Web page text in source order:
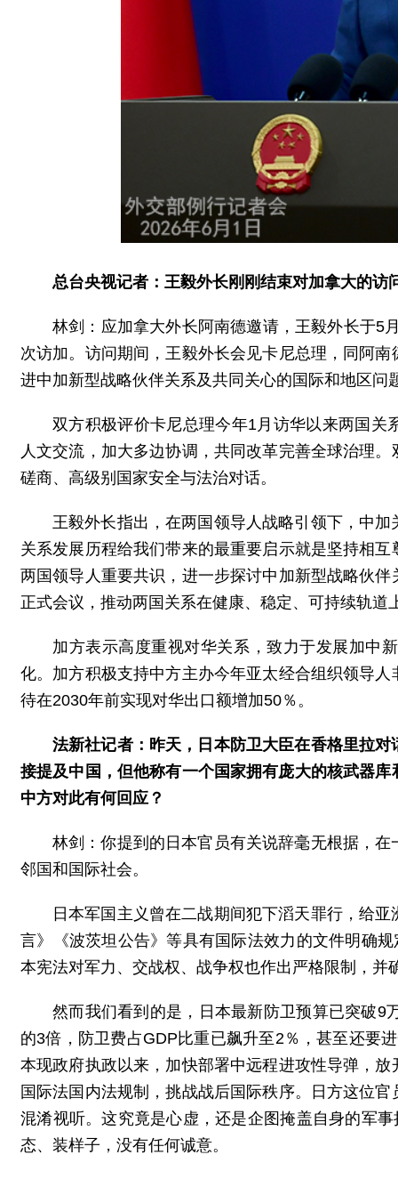
总台央视记者：王毅外长刚刚结束对加拿大的
林剑：应加拿大外长阿南德邀请，王毅外长于5
次访加。访问期间，王毅外长会见卡尼总理，同阿
进中加新型战略伙伴关系及共同关心的国际和地区
双方积极评价卡尼总理今年1月访华以来两国
人文交流，加大多边协调，共同改革完善全球治理
磋商、高级别国家安全与法治对话。
王毅外长指出，在两国领导人战略引领下，中
关系发展历程给我们带来的最重要启示就是坚持相
两国领导人重要共识，进一步探讨中加新型战略伙
正式会议，推动两国关系在健康、稳定、可持续轨道
加方表示高度重视对华关系，致力于发展加中
化。加方积极支持中方主办今年亚太经合组织领导
待在2030年前实现对华出口额增加50％。
法新社记者：昨天，日本防卫大臣在香格里拉
接提及中国，但他称有一个国家拥有庞大的核武器
中方对此有何回应？
林剑：你提到的日本官员有关说辞毫无根据，
邻国和国际社会。
日本军国主义曾在二战期间犯下滔天罪行，给
言》《波茨坦公告》等具有国际法效力的文件明确
本宪法对军力、交战权、战争权也作出严格限制，并
然而我们看到的是，日本最新防卫预算已突破9
的3倍，防卫费占GDP比重已飙升至2％，甚至还要
本现政府执政以来，加快部署中远程进攻性导弹，
国际法国内法规制，挑战战后国际秩序。日方这位
混淆视听。这究竟是心虚，还是企图掩盖自身的军
态、装样子，没有任何诚意。